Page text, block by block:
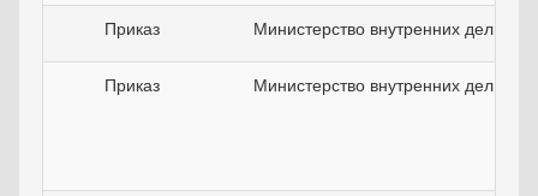
Приказ Министерство внутренних дел РФ
Приказ Министерство внутренних дел РФ